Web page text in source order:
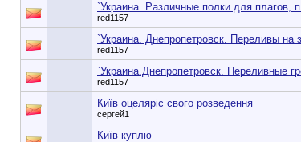
`Украина. Различные полки для плагов,
red1157
`Украина. Днепропетровск. Переливы на
red1157
`Украина.Днепропетровск. Переливные
red1157
Київ оцеляріс свого розведення
сергей1
Київ куплю